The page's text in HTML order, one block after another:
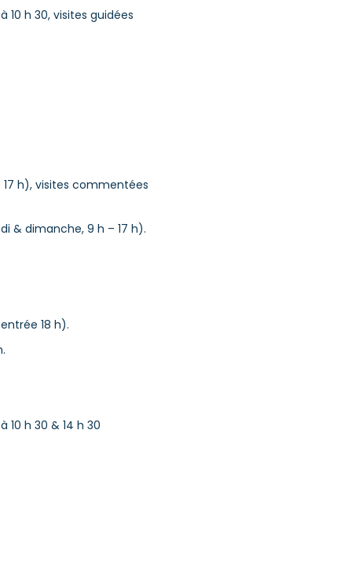
h 30, visites guidées
17 h), visites commentées
& dimanche, 9 h – 17 h).
18 h).
h 30 & 14 h 30